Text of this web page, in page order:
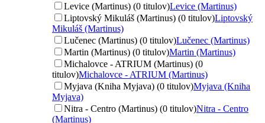
Levice (Martinus) (0 titulov)Levice (Martinus)
Liptovský Mikuláš (Martinus) (0 titulov)Liptovský
Mikuláš (Martinus)
Lučenec (Martinus) (0 titulov)Lučenec (Martinus)
Martin (Martinus) (0 titulov)Martin (Martinus)
Michalovce - ATRIUM (Martinus) (0
titulov)Michalovce - ATRIUM (Martinus)
Myjava (Kniha Myjava) (0 titulov)Myjava (Kniha
Myjava)
Nitra - Centro (Martinus) (0 titulov)Nitra - Centro
(Martinus)